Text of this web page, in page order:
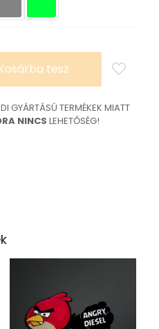
tesz
GYÁRTÁSÚ TERMÉKEK MIATT
NINCS LEHETŐSÉG!